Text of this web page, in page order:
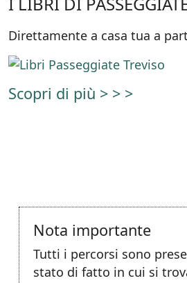
Direttamente a casa tua a
Scopri di più > > >
Nota importante
Tutti i percorsi sono
stato di fatto in cui si